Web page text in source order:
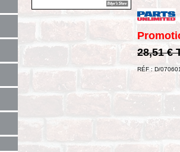
28,51 €
RÉF : D/